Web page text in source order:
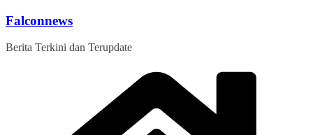
Skip
content
Falconnews
Berita Terkini dan Terupdate